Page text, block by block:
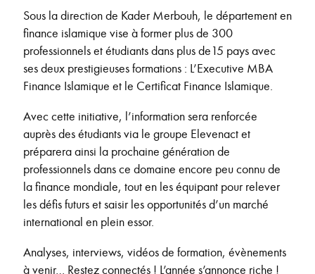
Sous la direction de Kader Merbouh, le département en
finance islamique vise à former plus de 300
professionnels et étudiants dans plus de15 pays avec
ses deux prestigieuses formations : L’Executive MBA
Finance Islamique et le Certificat Finance Islamique.
Avec cette initiative, l’information sera renforcée
auprès des étudiants via le groupe Elevenact et
préparera ainsi la prochaine génération de
professionnels dans ce domaine encore peu connu de
la finance mondiale, tout en les équipant pour relever
les défis futurs et saisir les opportunités d’un marché
international en plein essor.
Analyses, interviews, vidéos de formation, évènements
à venir… Restez connectés ! L’année s’annonce riche !